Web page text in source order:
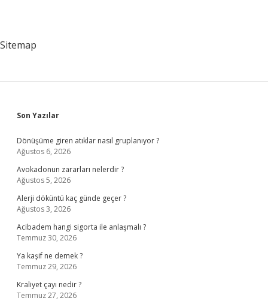
Sitemap
Sidebar
Son Yazılar
Dönüşüme giren atıklar nasıl gruplanıyor ?
Ağustos 6, 2026
Avokadonun zararları nelerdir ?
Ağustos 5, 2026
Alerji döküntü kaç günde geçer ?
Ağustos 3, 2026
Acibadem hangi sigorta ile anlaşmalı ?
Temmuz 30, 2026
Ya kaşif ne demek ?
Temmuz 29, 2026
Kraliyet çayı nedir ?
Temmuz 27, 2026